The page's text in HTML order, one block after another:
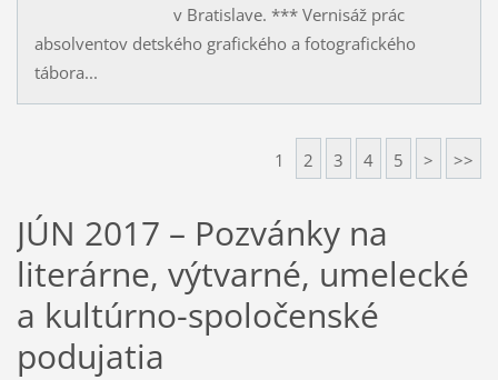
v Bratislave. *** Vernisáž prác
absolventov detského grafického a fotografického
tábora...
1 2 3 4 5 > >>
JÚN 2017 – Pozvánky na
literárne, výtvarné, umelecké
a kultúrno-spoločenské
podujatia